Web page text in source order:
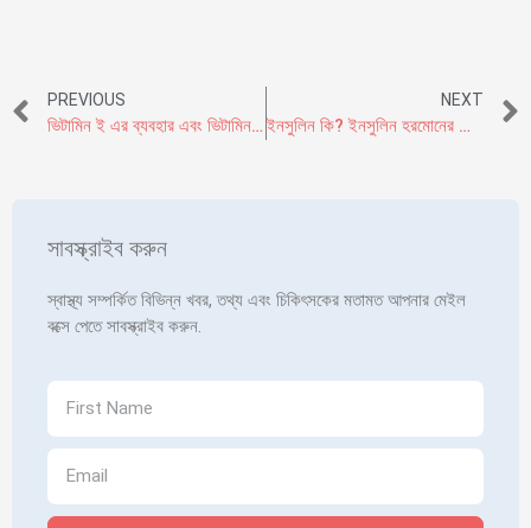
PREVIOUS
ভিটামিন ই এর ব্যবহার এবং ভিটামিন ই ট্যাবলেট খাওয়ার নিয়ম
NEXT
ইনসুলিন কি? ইনসুলিন হরমোনের কাজ ও ইনসুলিন রেজিস্ট্যান্স
সাবস্ক্রাইব করুন
স্বাস্থ্য সম্পর্কিত বিভিন্ন খবর, তথ্য এবং চিকিৎসকের মতামত আপনার মেইল
বক্সে পেতে সাবস্ক্রাইব করুন.